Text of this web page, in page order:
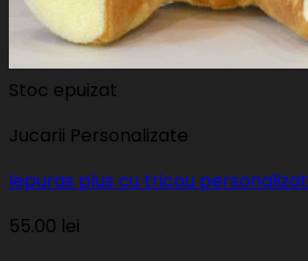
Stoc epuizat
Jucarii Personalizate
Iepuras plus cu tricou personalizat
55.00 lei